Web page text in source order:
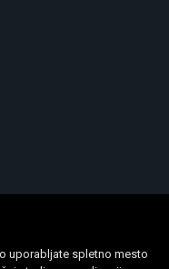
uporabljate spletno mesto